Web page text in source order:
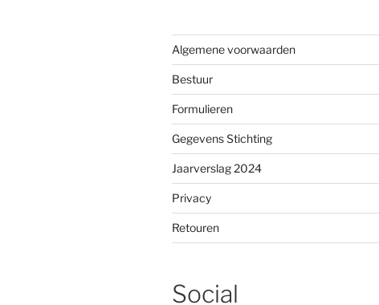
Algemene voorwaarden
Bestuur
Formulieren
Gegevens Stichting
Jaarverslag 2024
Privacy
Retouren
Social